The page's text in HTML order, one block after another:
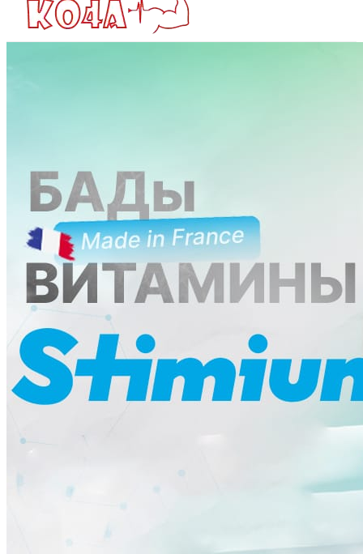
Интервью
Ликбез
Методика
Мнение
Опыт чемпионов
Сила
Хочу все знать
Питание
Справочник
Фитнес клубы
Плавательные бассейны
Центры снижения веса
Центры тестирования ГТО
КОНТАКТЫ